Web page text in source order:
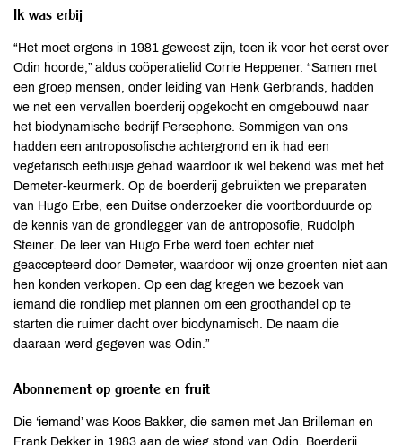
Ik was erbij
“Het moet ergens in 1981 geweest zijn, toen ik voor het eerst over
Odin hoorde,” aldus coöperatielid Corrie Heppener. “Samen met
een groep mensen, onder leiding van Henk Gerbrands, hadden
we net een vervallen boerderij opgekocht en omgebouwd naar
het biodynamische bedrijf Persephone. Sommigen van ons
hadden een antroposofische achtergrond en ik had een
vegetarisch eethuisje gehad waardoor ik wel bekend was met het
Demeter-keurmerk. Op de boerderij gebruikten we preparaten
van Hugo Erbe, een Duitse onderzoeker die voortborduurde op
de kennis van de grondlegger van de antroposofie, Rudolph
Steiner. De leer van Hugo Erbe werd toen echter niet
geaccepteerd door Demeter, waardoor wij onze groenten niet aan
hen konden verkopen. Op een dag kregen we bezoek van
iemand die rondliep met plannen om een groothandel op te
starten die ruimer dacht over biodynamisch. De naam die
daaraan werd gegeven was Odin.”
Abonnement op groente en fruit
Die ‘iemand’ was Koos Bakker, die samen met Jan Brilleman en
Frank Dekker in 1983 aan de wieg stond van Odin. Boerderij